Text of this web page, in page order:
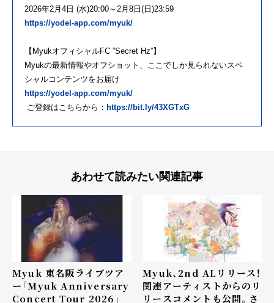
2026年2月4日 (水)20:00～2月8日(日)23:59
https://yodel-app.com/myuk/
【MyukオフィシャルFC ”Secret Hz”】
Myukの最新情報やオフショット、ここでしか見られないスペ
シャルコンテンツをお届け
https://yodel-app.com/myuk/
ご登録はこちらから： https://bit.ly/43XGTxG
あわせて読みたい関連記事
Myuk 東名阪ライブツア
ー「Myuk Anniversary
Concert Tour 2026」
Myuk、2nd ALリリース！
関連アーティストからのリ
リースコメントも公開。さ